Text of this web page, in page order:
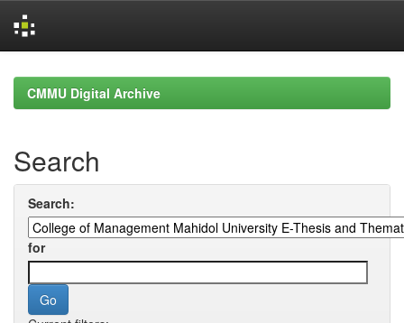
navigationCMMU Digital Archive
Search
Search:
for